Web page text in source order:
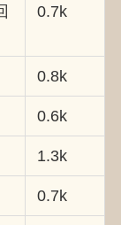
0.7k
0.8k
0.6k
1.3k
0.7k